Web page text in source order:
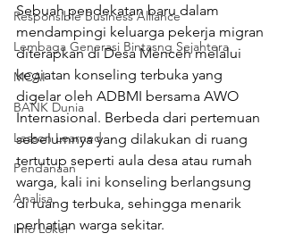
Responsible Business Alliance
Lembaga Generasi Bintasng Sejahtera
MCAI
BANK Dunia
Lesson Learned
Pendanaan
Analisa
Info Loker
Sebuah pendekatan baru dalam
mendampingi keluarga pekerja migran
diterapkan di Desa Menceh melalui
kegiatan konseling terbuka yang
digelar oleh ADBMI bersama AWO
Internasional. Berbeda dari pertemuan
sebelumnya yang dilakukan di ruang
tertutup seperti aula desa atau rumah
warga, kali ini konseling berlangsung
di ruang terbuka, sehingga menarik
perhatian warga sekitar.